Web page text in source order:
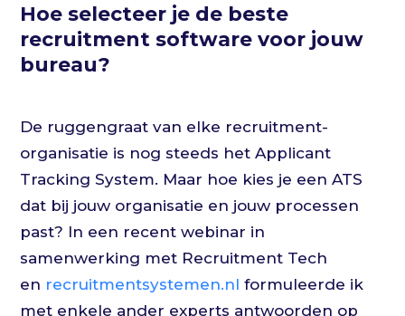
Hoe selecteer je de beste
recruitment software voor jouw
bureau?
De ruggengraat van elke recruitment-
organisatie is nog steeds het Applicant
Tracking System. Maar hoe kies je een ATS
dat bij jouw organisatie en jouw processen
past? In een recent webinar in
samenwerking met Recruitment Tech
en recruitmentsystemen.nl formuleerde ik
met enkele ander experts antwoorden op